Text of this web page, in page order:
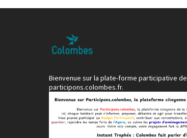
Bienvenue sur la plate-forme participative de
participons.colombes.fr.